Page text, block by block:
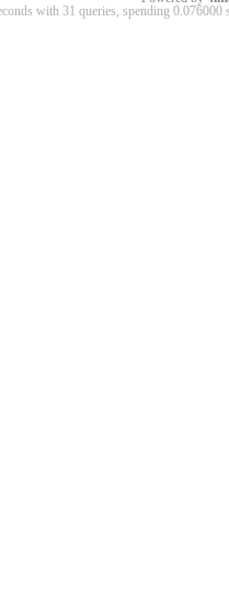
with 31 queries, spending